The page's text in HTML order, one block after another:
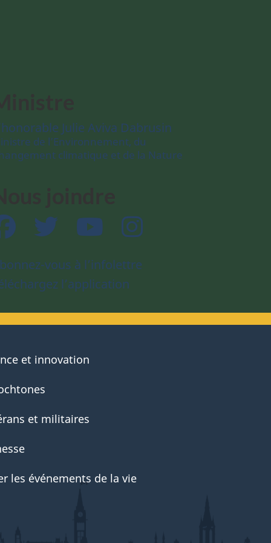
Julie Aviva Dabrusin
de l’Environnement, du
climatique et de la Nature
Facebook Twitter YouTube
vous à l’infolettre
l’application
et innovation
et militaires
les événements de la vie